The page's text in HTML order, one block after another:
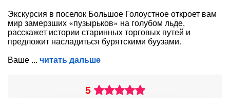
Экскурсия в поселок Большое Голоустное откроет вам
мир замерзших «пузырьков» на голубом льде,
расскажет истории старинных торговых путей и
предложит насладиться бурятскими буузами.
Ваше
читать дальше
5